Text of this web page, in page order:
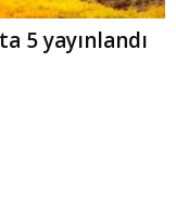
5 yayınlandı